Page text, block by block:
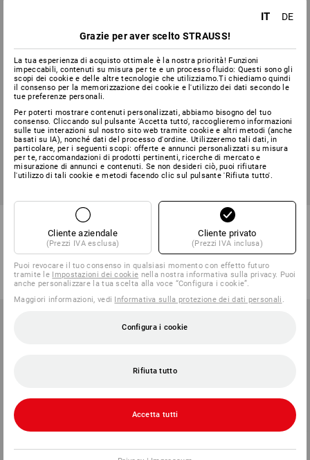
Guanti antitaglio in nitrile
evertouch Cut C
1 colore
a partire da 4,87 €
(IVA incl.) a partire da 240 Paio
Mentoniera per e.s. Casco da
lavoro worker
1 colore
a partire da 5,98 €
(IVA incl.) a partire da 10 pezzi
IT
DE
Grazie per aver scelto STRAUSS!
La tua esperienza di acquisto ottimale è la nostra priorità! Funzioni
impeccabili, contenuti su misura per te e un processo fluido: Questi sono gli
scopi dei cookie e delle altre tecnologie che utilizziamo.Ti chiediamo quindi
il consenso per la memorizzazione dei cookie e l'utilizzo dei dati secondo le
tue preferenze personali.
Per poterti mostrare contenuti personalizzati, abbiamo bisogno del tuo
consenso. Cliccando sul pulsante 'Accetta tutto', raccoglieremo informazioni
sulle tue interazioni sul nostro sito web tramite cookie e altri metodi (anche
basati su IA), nonché dati del processo d'ordine. Utilizzeremo tali dati, in
particolare, per i seguenti scopi: offerte e annunci personalizzati su misura
per te, raccomandazioni di prodotti pertinenti, ricerche di mercato e
misurazione di annunci e contenuti. Se non desideri ciò, puoi rifiutare
l'utilizzo di tali cookie e metodi facendo clic sul pulsante 'Rifiuta tutto'.
Cliente aziendale
(Prezzi IVA esclusa)
Cliente privato
(Prezzi IVA inclusa)
Puoi revocare il tuo consenso in qualsiasi momento con effetto futuro
tramite le Impostazioni dei cookie nella nostra informativa sulla privacy. Puoi
anche personalizzare la tua scelta alla voce “Configura i cookie”.
Maggiori informazioni, vedi Informativa sulla protezione dei dati personali .
Configura i cookie
Rifiuta tutto
Accetta tutti